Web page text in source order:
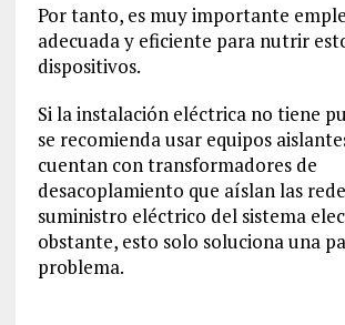
Por tanto, es muy importante
adecuada y eficiente para nutrir
dispositivos.
Si la instalación eléctrica no tiene
se recomienda usar equipos
cuentan con transformadores de
desacoplamiento que aíslan las
suministro eléctrico del sistema
obstante, esto solo soluciona una
problema.